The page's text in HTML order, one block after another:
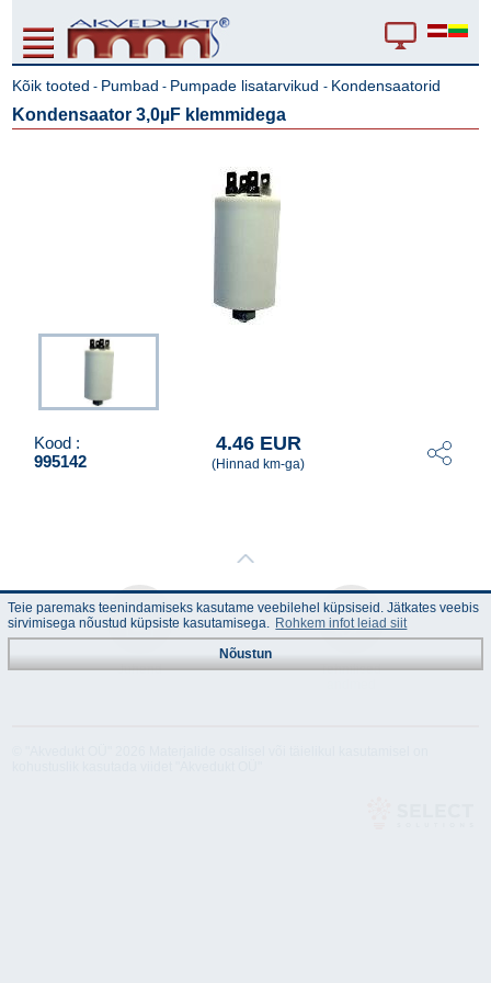
Kõik tooted - Pumbad - Pumpade lisatarvikud- Kondensaatorid
Kondensaator 3,0µF klemmidega
Kood :
995142
4.46 EUR
(Hinnad km-ga)
Juhend
Tehnilised
Teie paremaks teenindamiseks kasutame veebilehel küpsiseid. Jätkates veebis
sirvimisega nõustud küpsiste kasutamisega. Rohkem infot leiad siit
Nõustun